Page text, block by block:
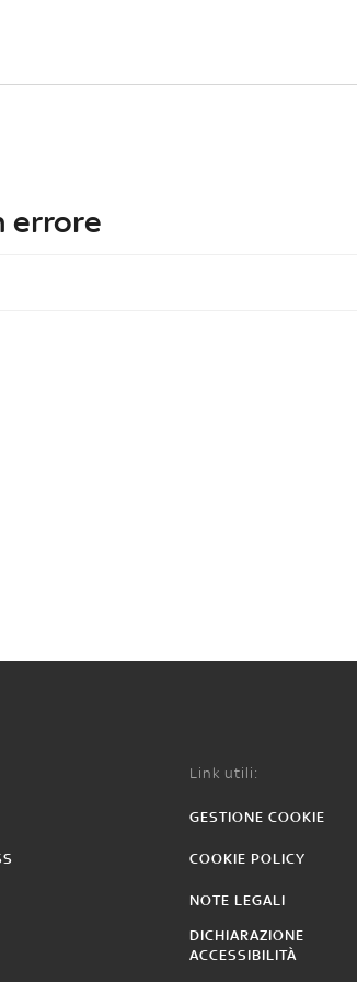
errore
Link utili:
GESTIONE COOKIE
COOKIE POLICY
NOTE LEGALI
DICHIARAZIONE
ACCESSIBILITÀ